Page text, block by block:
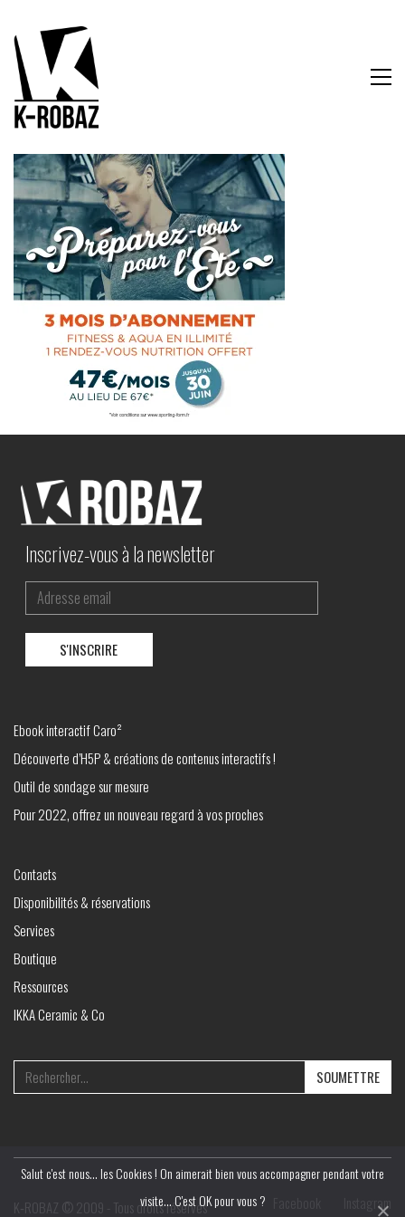
Inscrivez-vous à la newsletter
Ebook interactif Caro²
Découverte d’H5P & créations de contenus interactifs !
Outil de sondage sur mesure
Pour 2022, offrez un nouveau regard à vos proches
Contacts
Disponibilités & réservations
Services
Boutique
Ressources
IKKA Ceramic & Co
Search
for:
Instagram
K‑ROBAZ © 2009 - Tous droits réservés
Salut c'est nous... les Cookies ! On aimerait bien vous accompagner pendant votre
visite... C'est OK pour vous ?